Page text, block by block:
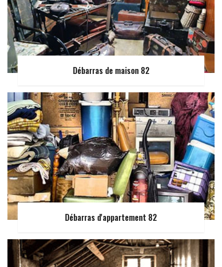
Débarras de maison 82
Débarras d'appartement 82